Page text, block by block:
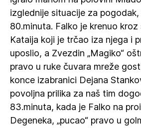
izglednije situacije za
80.minuta. Falko je krenuo
Kataija koji je trčao iza njega i
uposlio, a Zvezdin „Magiko“
pravo u ruke čuvara mreže
konce izabranici Dejana
povoljna prilika za naš tim
83.minuta, kada je Falko na
Degeneka, „pucao“ pravo u